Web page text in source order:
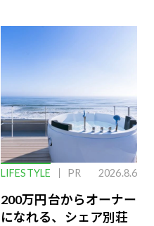
LIFESTYLE PR 2026.8.6
200万円台からオーナー
になれる、シェア別荘